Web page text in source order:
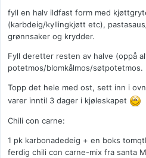
fyll en halv ildfast form med
(karbdeig/kyllingkjøtt etc),
grønnsaker og krydder.
Fyll deretter resten av halve (oppå
potetmos/blomkålmos/søtpotetmos.
Topp det hele med ost, sett inn i
varer inntil 3 dager i kjøleskapet
Chili con carne:
1 pk karbonadedeig + en boks
ferdig chili con carne-mix fra santa